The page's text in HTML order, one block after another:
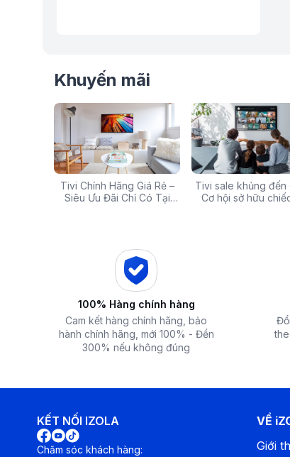
Khuyến mãi
Tivi Chính Hãng Giá Rẻ –
Siêu Ưu Đãi Chỉ Có Tại
Tivi sale khủng đến
Cơ hội sở hữu
Các mã báo lỗi thường gặp
của bếp từ và lưu ý khi xử
Top 5 tivi 32
chất lượng và
100% Hàng chính hàng
Cam kết hàng chính hãng, bảo
hành chính hãng, mới 100% - Đền
300% nếu không đúng
KẾT NỐI IZOLA
Chăm sóc khách hàng:
VỀ
Giới